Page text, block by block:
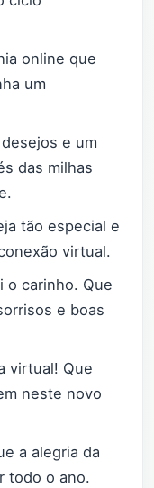
online que
um
e um
das milhas
tão especial e
virtual.
o carinho. Que
e boas
virtual! Que
neste novo
a alegria da
todo o ano.